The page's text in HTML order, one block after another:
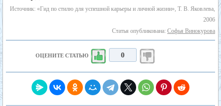
Источник: «Гид по стилю для успешной карьеры и личной жизни», Т. В. Яковлева,
2006
Статья опубликована: Софья Винокурова
ОЦЕНИТЕ СТАТЬЮ 0